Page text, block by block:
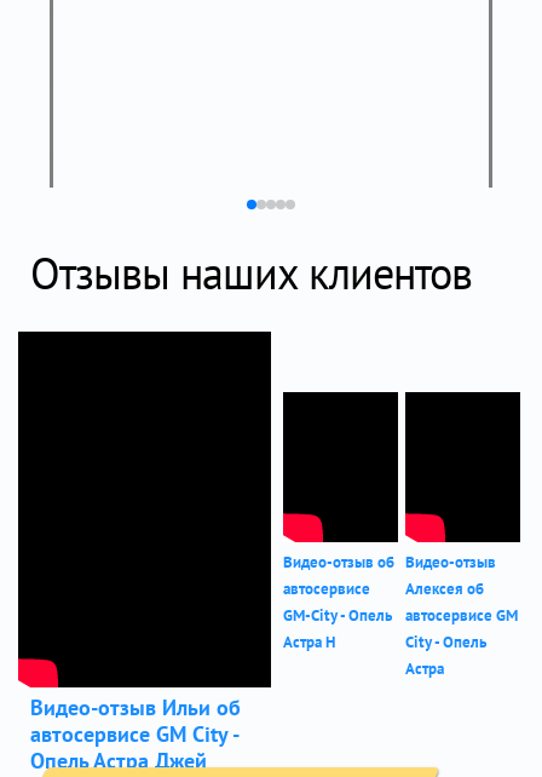
Отзывы наших клиентов
Видео-отзыв Ильи об
автосервисе GM City -
Опель Астра Джей
Видео-отзыв об
автосервисе
GM-City - Опель
Астра Н
Видео-отзыв
Алексея об
автосервисе GM
City - Опель
Астра